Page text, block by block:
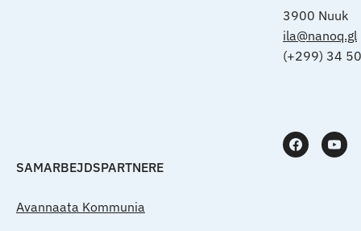
3900 Nuuk
ila@nanoq.gl
(+299) 34
SAMARBEJDSPARTNERE
Avannaata Kommunia